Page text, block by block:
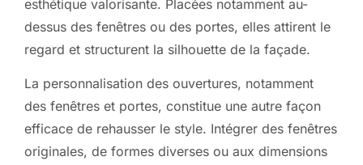
esthétique valorisante. Placées notamment au-
dessus des fenêtres ou des portes, elles attirent le
regard et structurent la silhouette de la façade.
La personnalisation des ouvertures, notamment
des fenêtres et portes, constitue une autre façon
efficace de rehausser le style. Intégrer des fenêtres
originales, de formes diverses ou aux dimensions